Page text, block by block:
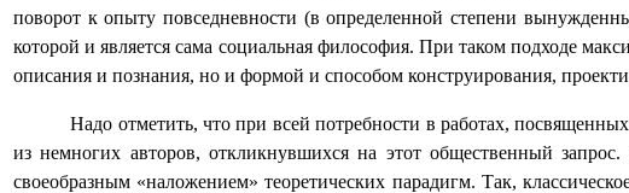
поворот к опыту повседневности (в определенной степени
которой и является сама социальная философия. При таком подходе
описания и познания, но и формой и способом конструирования,
Надо отметить, что при всей потребности в работах,
из немногих авторов, откликнувшихся на этот общественный
своеобразным «наложением» теоретических парадигм. Так,